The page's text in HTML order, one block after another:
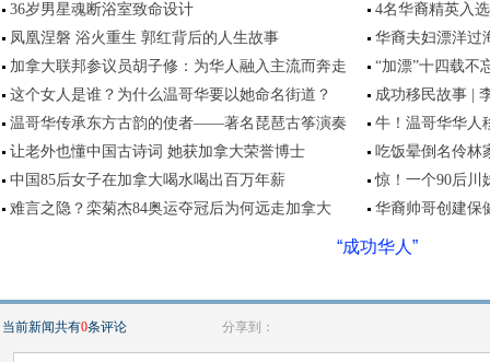
36岁男星魂断浴室致命设计
4名华裔精英入
凤凰涅磐 浴火重生 郭红背后的人生故事
华裔夫妇漂洋过
加拿大联邦参议员胡子修：为华人融入主流而奔走
“加漂”十四载不
这个女人是谁？为什么温哥华要以她命名街道？
成功移民故事 |
温哥华传承东方古韵的使者——著名琵琶古筝演奏
牛！温哥华华人
让老外也懂中国古诗词 她获加拿大荣誉博士
吃饭晕倒名伶林
中国85后女子在加拿大喝水喝出百万年薪
惊！一个90后川
难言之隐？栾菊杰84奥运夺冠后为何远走加拿大
华裔帅哥创建保
“成功华人”
当前新闻共有0条评论 分享到：